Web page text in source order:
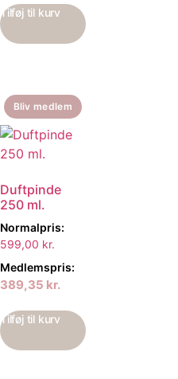
Tilføj til kurv
Bliv medlem
Duftpinde
250 ml.
Normalpris:
599,00 kr.
Medlemspris:
389,35 kr.
Tilføj til kurv